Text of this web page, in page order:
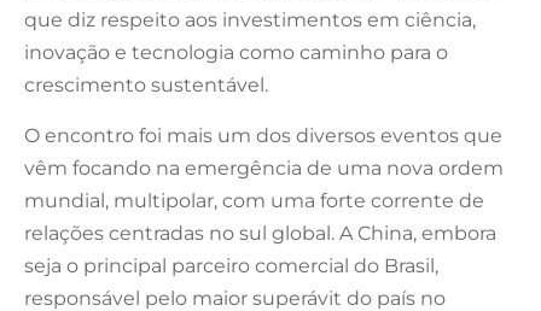
que diz respeito aos investimentos em ciência,
inovação e tecnologia como caminho para o
crescimento sustentável.
O encontro foi mais um dos diversos eventos que
vêm focando na emergência de uma nova ordem
mundial, multipolar, com uma forte corrente de
relações centradas no sul global. A China, embora
seja o principal parceiro comercial do Brasil,
responsável pelo maior superávit do país no